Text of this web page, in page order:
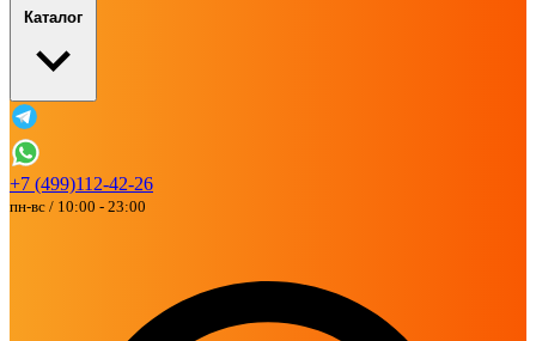
Каталог
+7 (499)112-42-26
пн-вс / 10:00 - 23:00